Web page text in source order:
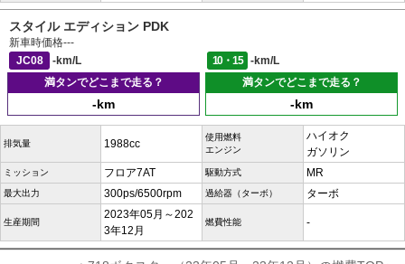
スタイル エディション PDK
新車時価格---
JC08
-km/L 10・15
-km/L
満タンでどこまで走る？
-km
満タンでどこまで走る？
-km
排気量 1988cc
使用燃料
エンジン
ハイオク
ガソリン
ミッション フロア7AT 駆動方式 MR
最大出力 300ps/6500rpm 過給器（ターボ） ターボ
生産期間
2023年05月～202
3年12月
燃費性能 -